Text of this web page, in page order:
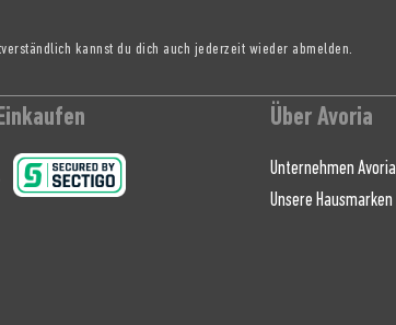
kannst du dich auch jederzeit wieder abmelden.
Über Avoria
Unternehmen Avoria
Unsere Hausmarken